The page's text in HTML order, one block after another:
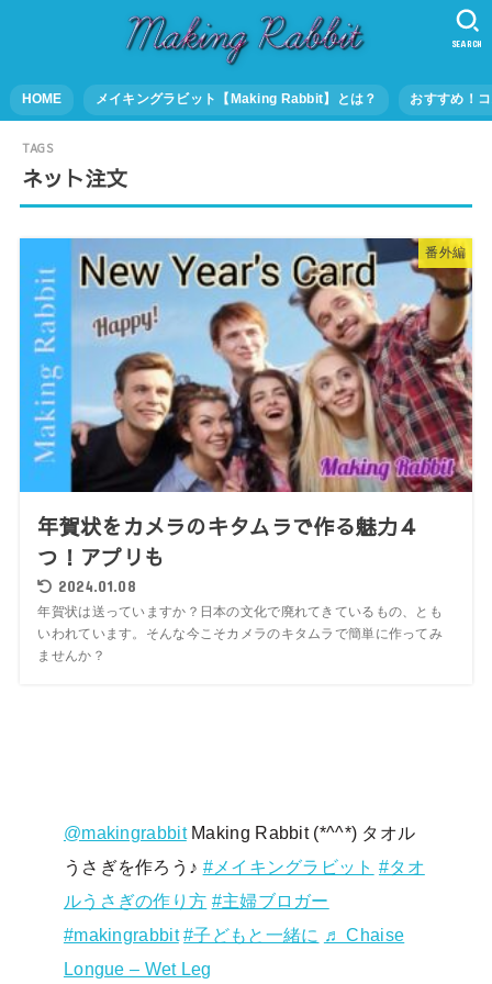
HOME メイキングラビット【Making Rabbit】とは？ おすすめ！
SEARCH
ネット注文
番外編
年賀状をカメラのキタムラで作る魅力４
つ！アプリも
2024.01.08
年賀状は送っていますか？日本の文化で廃れてきているもの、とも
いわれています。そんな今こそカメラのキタムラで簡単に作ってみ
ませんか？
@makingrabbitMaking Rabbit (*^^*) タオル
うさぎを作ろう♪ #メイキングラビット #タオ
ルうさぎの作り方 #主婦ブロガー
#makingrabbit #子どもと一緒に
♬ Chaise
Longue – Wet Leg